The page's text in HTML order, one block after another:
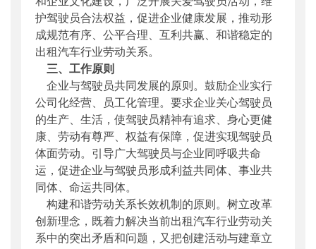
护驾驶员合法权益，促进企业健康发展，推动形
成规范有序、公平合理、互利共赢、和谐稳定的
出租汽车行业劳动关系。
三、工作原则
企业与驾驶员共同发展的原则。鼓励企业实行
公司化经营、员工化管理。要求企业关心驾驶员
的生产、生活，使驾驶员精神有追求、身心更健
康、劳动有尊严、权益有保障，促进实现驾驶员
体面劳动。引导广大驾驶员与企业同呼吸共命
运，促进企业与驾驶员形成利益共同体、事业共
同体、命运共同体。
构建和谐劳动关系长效机制的原则。树立改革
创新理念，既着力解决当前出租汽车行业劳动关
系中的突出矛盾和问题，又把创建活动与建章立